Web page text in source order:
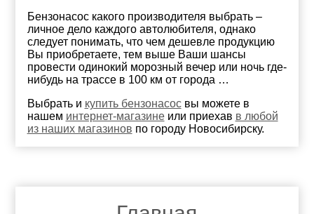
Бензонасос какого производителя выбрать –
личное дело каждого автолюбителя, однако
следует понимать, что чем дешевле продукцию
Вы приобретаете, тем выше Ваши шансы
провести одинокий морозный вечер или ночь где-
нибудь на трассе в 100 км от города …
Выбрать и купить бензонасосвы можете в
нашем интернет-магазинеили приехав в любой
из наших магазинов по городу Новосибирску.